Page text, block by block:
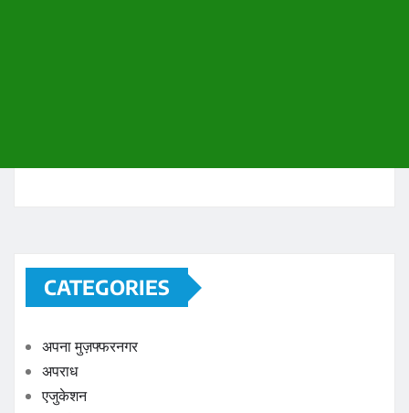
CATEGORIES
अपना मुज़फ्फरनगर
अपराध
एजुकेशन